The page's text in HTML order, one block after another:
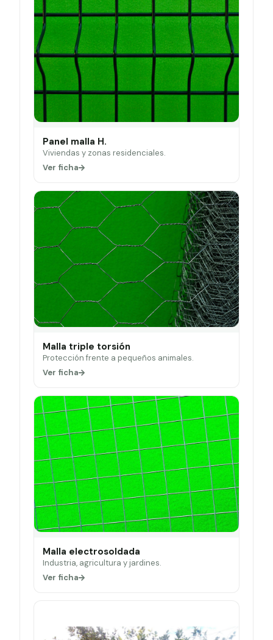
Panel malla H.
Viviendas y zonas residenciales.
Ver ficha
Malla triple torsión
Protección frente a pequeños animales.
Ver ficha
Malla electrosoldada
Industria, agricultura y jardines.
Ver ficha